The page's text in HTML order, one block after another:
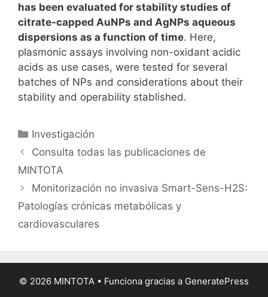
has been evaluated for stability studies of
citrate-capped AuNPs and AgNPs aqueous
dispersions as a function of time. Here,
plasmonic assays involving non-oxidant acidic
acids as use cases, were tested for several
batches of NPs and considerations about their
stability and operability stablished.
C
a
e
g
o
r
s
Investigación
N
a
g
a
n
Consulta todas las publicaciones de
MINTOTA
Monitorización no invasiva Smart-Sens-H2S:
Patologías crónicas metabólicas y
cardiovasculares
© 2026 MINTOTA • Funciona gracias a GeneratePress